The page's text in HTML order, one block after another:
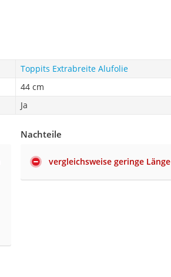
Toppits Extrabreite Alufolie
44 cm
Ja
Nachteile
vergleichsweise geringe Länge